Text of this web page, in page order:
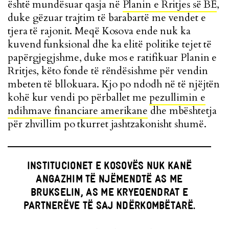
është mundësuar qasja në Planin e Rritjes së BE,
duke gëzuar trajtim të barabartë me vendet e
tjera të rajonit. Meqë Kosova ende nuk ka
kuvend funksional dhe ka elitë politike tejet të
papërgjegjshme, duke mos e ratifikuar Planin e
Rritjes, këto fonde të rëndësishme për vendin
mbeten të bllokuara. Kjo po ndodh në të njëjtën
kohë kur vendi po përballet me pezullimin e
ndihmave financiare amerikane dhe mbështetja
për zhvillim po tkurret jashtzakonisht shumë.
INSTITUCIONET E KOSOVËS NUK KANË
ANGAZHIM TË NJËMENDTË AS ME
BRUKSELIN, AS ME KRYEQENDRAT E
PARTNERËVE TË SAJ NDËRKOMBËTARË.